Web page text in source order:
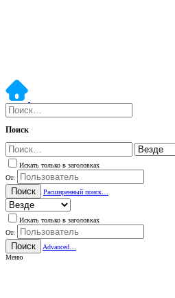
Поиск
Искать только в заголовках
От:
Поиск Расширенный поиск…
Искать только в заголовках
От:
Поиск
Advanced…
Меню